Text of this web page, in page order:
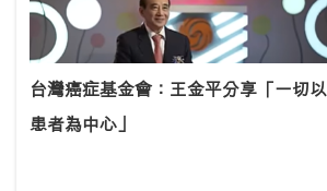
台灣癌症基金會：王金平分享「一切以
患者為中心」